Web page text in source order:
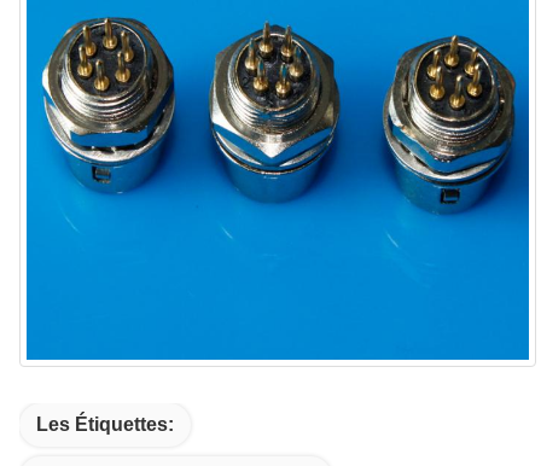
Les Étiquettes: